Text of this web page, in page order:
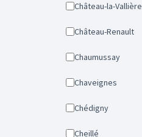
Château-la-Vallière
Château-Renault
Chaumussay
Chaveignes
Chédigny
Cheillé